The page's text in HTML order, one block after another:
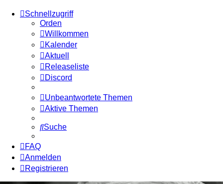
Schnellzugriff
Orden
Willkommen
Kalender
Aktuell
Releaseliste
Discord
Unbeantwortete Themen
Aktive Themen
Suche
FAQ
Anmelden
Registrieren